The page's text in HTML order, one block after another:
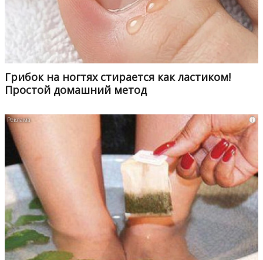
Грибок на ногтях стирается как ластиком!
Простой домашний метод
i